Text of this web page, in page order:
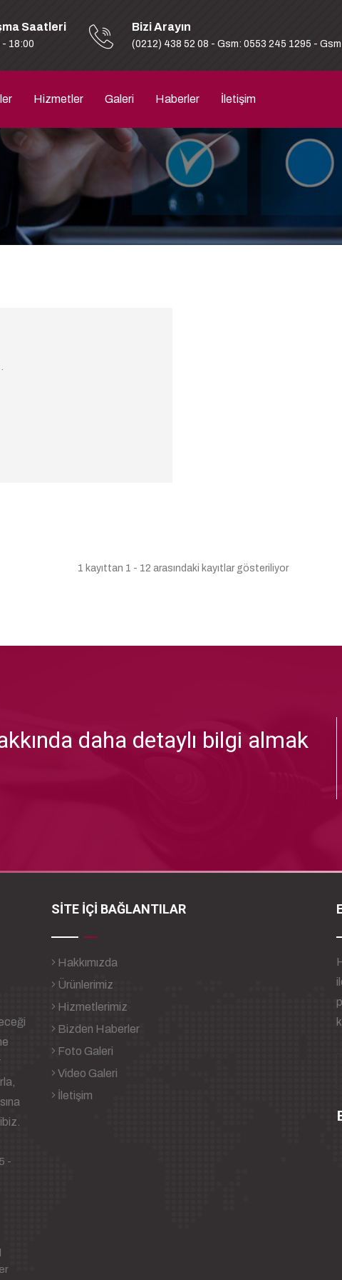
Saatleri
- 18:00
Bizi Arayın
(0212) 438 52 08 - Gsm: 0553 245 1295 -
Hizmetler Galeri Haberler İletişim
1 kayıttan 1 - 12 arasındaki kayıtlar gösteriliyor
daha detaylı bilgi almak
-
SİTE İÇİ BAĞLANTILAR
Hakkımızda
Ürünlerimiz
Hizmetlerimiz
Bizden Haberler
Foto Galeri
Video Galeri
İletişim